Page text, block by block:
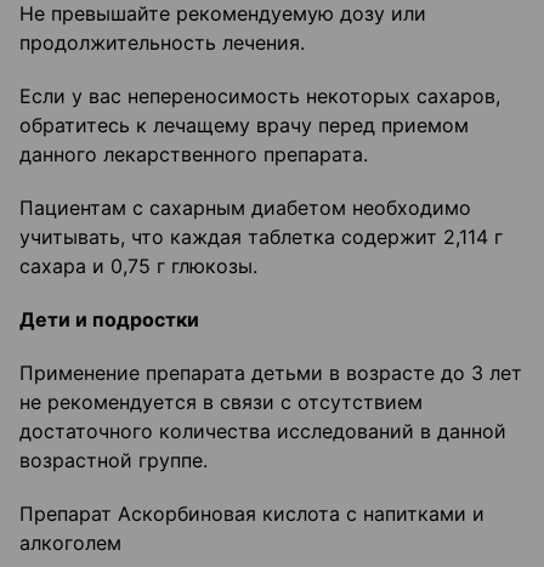
Не превышайте рекомендуемую дозу или
продолжительность лечения.
Если у вас непереносимость некоторых сахаров,
обратитесь к лечащему врачу перед приемом
данного лекарственного препарата.
Пациентам с сахарным диабетом необходимо
учитывать, что каждая таблетка содержит 2,114 г
сахара и 0,75 г глюкозы.
Дети и подростки
Применение препарата детьми в возрасте до 3 лет
не рекомендуется в связи с отсутствием
достаточного количества исследований в данной
возрастной группе.
Препарат Аскорбиновая кислота с напитками и
алкоголем